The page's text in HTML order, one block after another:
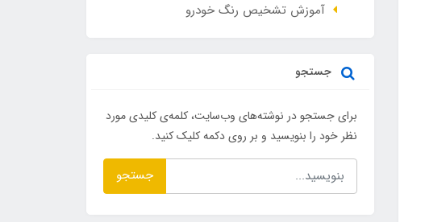
آموزش تشخیص رنگ خودرو
جستجو
برای جستجو در نوشته‌های وب‌سایت، کلمه‌ی کلیدی مورد
نظر خود را بنویسید و بر روی دکمه کلیک کنید.
جستجو